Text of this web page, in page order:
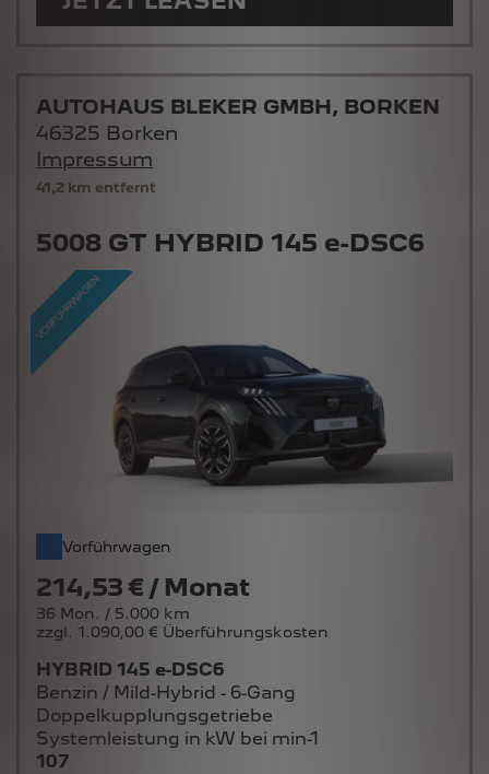
41,2 km entfernt
5008 GT HYBRID 145 e-DSC6
Vorführwagen
214,53 € / Monat
36 Mon. / 5.000 km
zzgl. 1.090,00 € Überführungskosten
AUTOHAUS BLEKER GMBH, BORKEN
46325 Borken
Impressum
HYBRID 145 e-DSC6
Benzin / Mild-Hybrid - 6-Gang
Doppelkupplungsgetriebe
Systemleistung in kW bei min-1
107